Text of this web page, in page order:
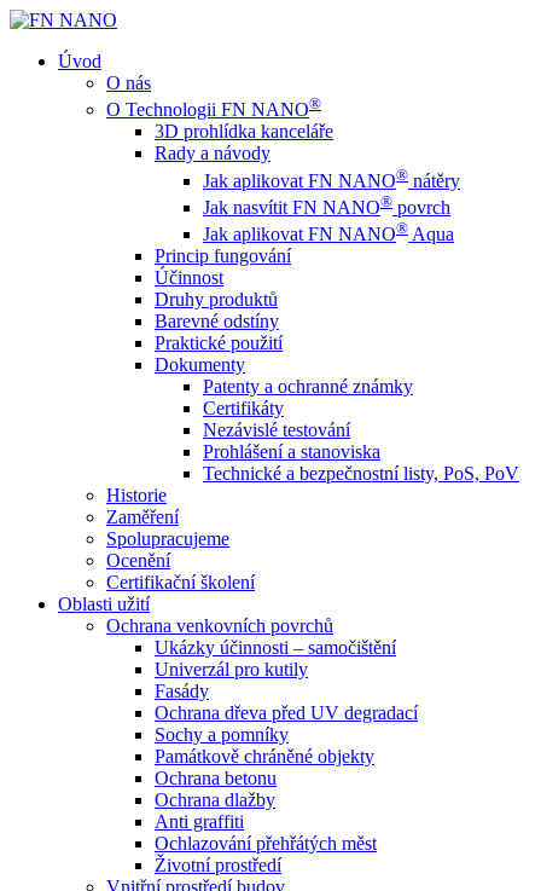
Úvod
O nás
O Technologii FN NANO®
3D prohlídka kanceláře
Rady a návody
Jak aplikovat FN NANO® nátěry
Jak nasvítit FN NANO® povrch
Jak aplikovat FN NANO® Aqua
Princip fungování
Účinnost
Druhy produktů
Barevné odstíny
Praktické použití
Dokumenty
Patenty a ochranné známky
Certifikáty
Nezávislé testování
Prohlášení a stanoviska
Technické a bezpečnostní listy, PoS, PoV
Historie
Zaměření
Spolupracujeme
Ocenění
Certifikační školení
Oblasti užití
Ochrana venkovních povrchů
Ukázky účinnosti – samočištění
Univerzál pro kutily
Fasády
Ochrana dřeva před UV degradací
Sochy a pomníky
Památkově chráněné objekty
Ochrana betonu
Ochrana dlažby
Anti graffiti
Ochlazování přehřátých měst
Životní prostředí